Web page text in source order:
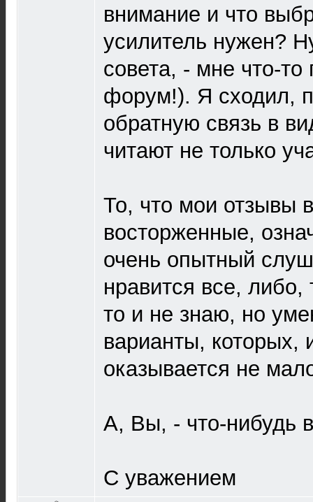
внимание и что
усилитель нужен?
совета, - мне что-
форум!). Я сходил,
обратную связь в
читают не только
То, что мои отзывы
восторженные,
очень опытный
нравится все, либо,
то и не знаю, но
варианты, которых,
оказывается не
А, Вы, - что-нибудь
С уважением